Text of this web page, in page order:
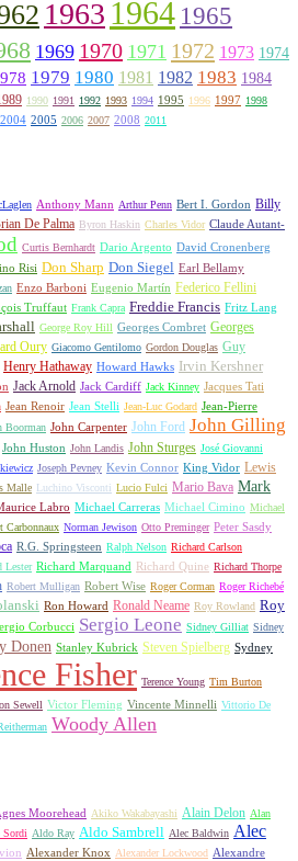
1963 1964 1965
1969 1970 1971 1972 1973 1974
1979 1980 1981 1982 1983 1984
1990 1991 1992 1993 1994 1995 1996 1997 1998
2004 2005 2006 2007 2008 2011
Anthony Mann Arthur Penn Bert I. Gordon Billy
De Palma Byron Haskin Charles Vidor Claude Autant-
Curtis Bernhardt Dario Argento David Cronenberg
Risi Don Sharp Don Siegel Earl Bellamy
Enzo Barboni Eugenio Martín Federico Fellini
Truffaut Frank Capra Freddie Francis Fritz Lang
George Roy Hill Georges Combret Georges
Oury Giacomo Gentilomo Gordon Douglas Guy
Henry Hathaway Howard Hawks Irvin Kershner
Jack Arnold Jack Cardiff Jack Kinney Jacques Tati
Jean Renoir Jean Stelli Jean-Luc Godard Jean-Pierre
Boorman John Carpenter John Ford John Gilling
John Huston John Landis John Sturges José Giovanni
Joseph Pevney Kevin Connor King Vidor Lewis
Malle Luchino Visconti Lucio Fulci Mario Bava Mark
Labro Michael Carreras Michael Cimino Michael
Carbonnaux Norman Jewison Otto Preminger Peter Sasdy
R.G. Springsteen Ralph Nelson Richard Carlson
Lester Richard Marquand Richard Quine Richard Thorpe
Robert Mulligan Robert Wise Roger Corman Roger Richebé
Ron Howard Ronald Neame Roy Rowland Roy
Corbucci Sergio Leone Sidney Gilliat Sidney
Donen Stanley Kubrick Steven Spielberg Sydney
Fisher Terence Young Tim Burton
Sewell Victor Fleming Vincente Minnelli Vittorio De
Woody Allen
Moorehead Akiko Wakabayashi Alain Delon Alan
Sordi Aldo Ray Aldo Sambrell Alec Baldwin Alec
Alexander Knox Alexander Lockwood Alexandre